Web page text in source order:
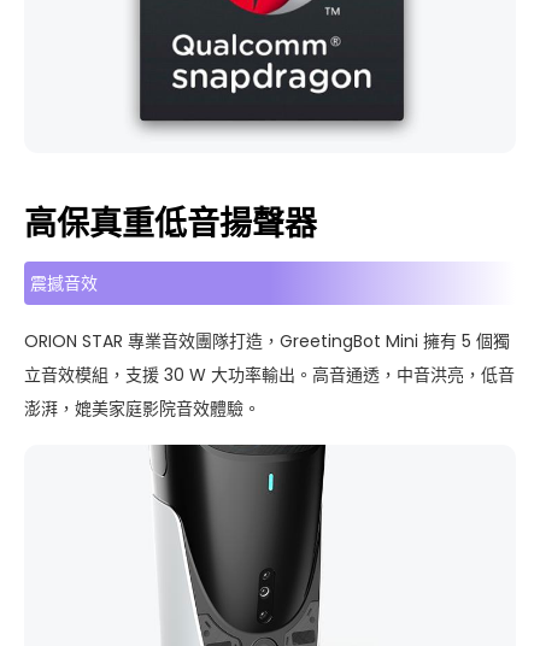
高保真重低音揚聲器
震撼音效
ORION STAR 專業音效團隊打造，GreetingBot Mini 擁有 5 個獨
立音效模組，支援 30 W 大功率輸出。高音通透，中音洪亮，低音
澎湃，媲美家庭影院音效體驗。